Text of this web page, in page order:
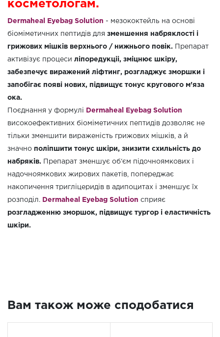
косметологам.
Dermaheal Eyebag Solution - мезококтейль на основі
біоміметичних пептидів для зменшення набряклості і
грижових мішків верхнього / нижнього повік. Препарат
активізує процеси ліпоредукціі, зміцнює шкіру,
забезпечує виражений ліфтинг, розгладжує зморшки і
запобігає появі нових, підвищує тонус кругового м'яза
ока.
Поєднання у формулі Dermaheal Eyebag Solution
високоефективних біоміметичних пептидів дозволяє не
тільки зменшити вираженість грижових мішків, а й
значно поліпшити тонус шкіри, знизити схильність до
набряків. Препарат зменшує об‘єм підочноямкових і
надочноямкових жирових пакетів, попереджає
накопичення тригліцеридів в адипоцитах і зменшує їх
розподіл. Dermaheal Eyebag Solution сприяє
розгладженню зморшок, підвищує тургор і еластичність
шкіри.
Вам також може сподобатися